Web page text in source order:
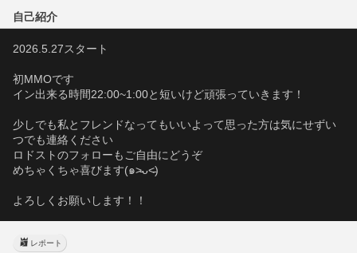
自己紹介
2026.5.27スタート
初MMOです
イン出来る時間22:00~1:00と短いけど頑張っていきます！
少しでも私とフレンドなってもいいよって思った方は気にせずい
つでも連絡ください
ロドストのフォローもご自由にどうぞ
めちゃくちゃ喜びます(๑˃̵ᴗ˂̵)
よろしくお願いします！！
レポート